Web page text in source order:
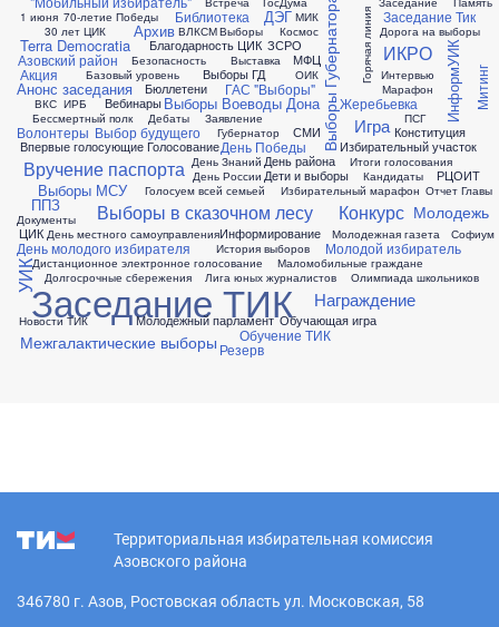
1 июня
30 лет ЦИК
70-летие Победы
Terra Democratia
Азовский район
Акция
Анонс заседания
Архив
Базовый уровень
Безопасность
Бессмертный полк
Библиотека
Благодарность ЦИК
Бюллетени
ВКС
ВЛКСМ
Вебинары
Волонтеры
Впервые голосующие
Вручение паспорта
Выбор будущего
Выборы
Выборы Воеводы Дона
Выборы ГД Выборы Губернатора
Выборы МСУ
Выборы в сказочном лесу
Выставка
ГАС "Выборы"
Голосование
Голосуем всей семьей
Горячая линия
Губернатор
ДЭГ
Дебаты
День Знаний
День Победы
День России
День местного самоуправления
День молодого избирателя
День района
Дети и выборы
Дистанционное электронное голосование
Документы
Долгосрочные сбережения
Дорога на выборы
Жеребьевка
ЗСРО
Заседание ТИК
Заседание Тик
Заявление
ИКРО
ИРБ
Игра
Избирательный марафон
Избирательный участок
Интервью ИнформУИК
Информирование
История выборов
Итоги голосования
Кандидаты
Конкурс
Конституция
Космос
Лига юных журналистов
МИК
МФЦ
Маломобильные граждане
Марафон
Межгалактические выборы
Митинг
Молодежная газета
Молодежный парламент
Молодежь
Молодой избиратель
Награждение
Новости ТИК
ОИК
Обучающая игра
Обучение ТИК
Олимпиада школьников
Отчет Главы
ППЗ
ПСГ
РЦОИТ
Резерв
СМИ
Софиум
УИК
ЦИК
Территориальная избирательная комиссия
Азовского района
346780 г. Азов, Ростовская область ул. Московская, 58